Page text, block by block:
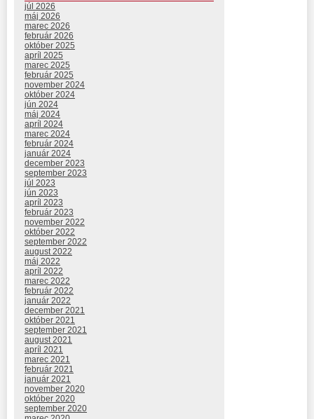
júl 2026
máj 2026
marec 2026
február 2026
október 2025
apríl 2025
marec 2025
február 2025
november 2024
október 2024
jún 2024
máj 2024
apríl 2024
marec 2024
február 2024
január 2024
december 2023
september 2023
júl 2023
jún 2023
apríl 2023
február 2023
november 2022
október 2022
september 2022
august 2022
máj 2022
apríl 2022
marec 2022
február 2022
január 2022
december 2021
október 2021
september 2021
august 2021
apríl 2021
marec 2021
február 2021
január 2021
november 2020
október 2020
september 2020